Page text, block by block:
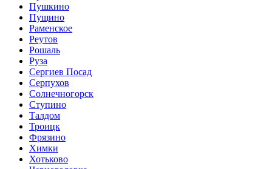
Пушкино
Пущино
Раменское
Реутов
Рошаль
Руза
Сергиев Посад
Серпухов
Солнечногорск
Ступино
Талдом
Троицк
Фрязино
Химки
Хотьково